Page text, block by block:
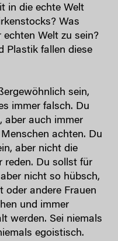
in die echte Welt
Was
echten Welt zu sein?
Plastik fallen diese
sein,
immer falsch. Du
aber auch immer
achten. Du
aber nicht die
reden. Du sollst für
nicht so hübsch,
oder andere Frauen
und immer
werden. Sei niemals
egoistisch.